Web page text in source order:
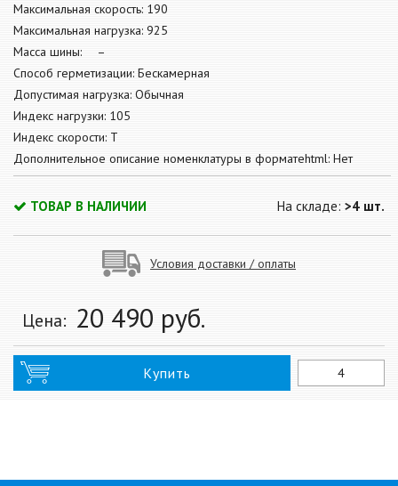
Максимальная скорость: 190
Максимальная нагрузка: 925
Масса шины: –
Способ герметизации: Бескамерная
Допустимая нагрузка: Обычная
Индекс нагрузки: 105
Индекс скорости: T
Дополнительное описание номенклатуры в форматеhtml: Нет
ТОВАР В НАЛИЧИИ На складе: >4 шт.
Условия доставки / оплаты
Цена: 20 490 руб.
Купить